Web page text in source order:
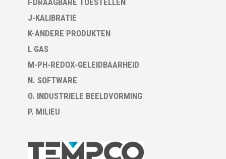
I-DRAAGBARE TOESTELLEN
J-KALIBRATIE
K-ANDERE PRODUKTEN
L GAS
M-PH-REDOX-GELEIDBAARHEID
N. SOFTWARE
O. INDUSTRIELE BEELDVORMING
P. MILIEU